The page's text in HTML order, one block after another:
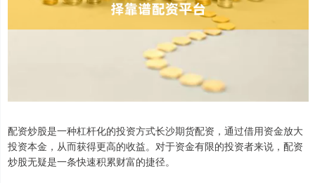
配资炒股是一种杠杆化的投资方式长沙期货配资，通过借用资金放大
投资本金，从而获得更高的收益。对于资金有限的投资者来说，配资
炒股无疑是一条快速积累财富的捷径。